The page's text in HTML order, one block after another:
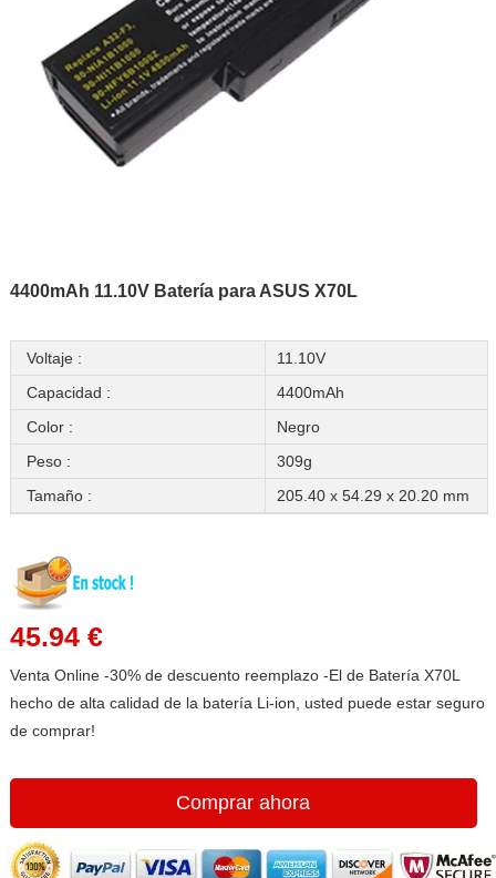
4400mAh 11.10V Batería para ASUS X70L
Voltaje :
11.10V
Capacidad :
4400mAh
Color :
Negro
Peso :
309g
Tamaño :
205.40 x 54.29 x 20.20 mm
45.94 €
Venta Online -30% de descuento reemplazo -El de Batería X70L
hecho de alta calidad de la batería Li-ion, usted puede estar seguro
de comprar!
Comprar ahora